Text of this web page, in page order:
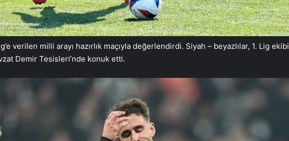
verilen milli arayı hazırlık maçıyla değerlendirdi. Siyah – beyazlılar, 1. Lig ekibi
Demir Tesisleri’nde konuk etti.